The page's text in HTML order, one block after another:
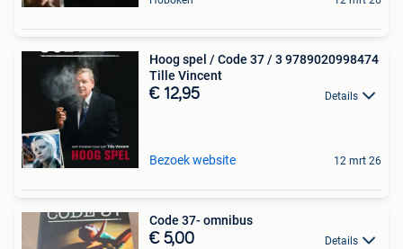
Hoog spel / Code 37 / 3 9789020998474
Tille Vincent
€ 12,95 Details
Bezoek website 12 mrt 26
Code 37- omnibus
€ 5,00 Details